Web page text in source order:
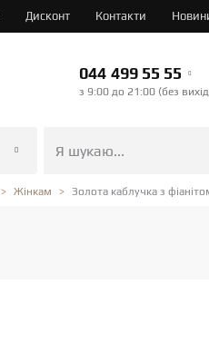
Дисконт Контакти
044 499 55 55
з 9:00 до 21:00 (без
Жінкам Золота каблучка з